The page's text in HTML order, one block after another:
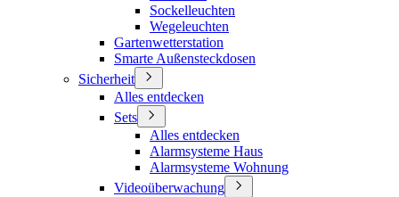
Sockelleuchten
Wegeleuchten
Gartenwetterstation
Smarte Außensteckdosen
Sicherheit
Alles entdecken
Sets
Alles entdecken
Alarmsysteme Haus
Alarmsysteme Wohnung
Videoüberwachung